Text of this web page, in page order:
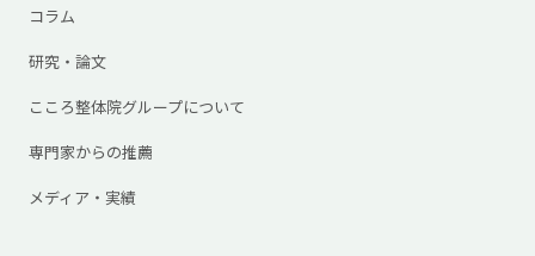
コラム
研究・論文
こころ整体院グループについて
専門家からの推薦
メディア・実績